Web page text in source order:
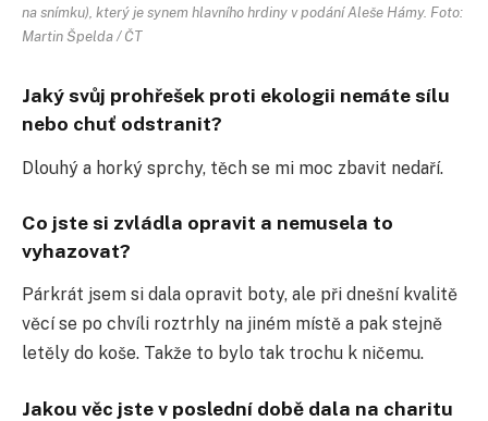
na snímku), který je synem hlavního hrdiny v podání Aleše Hámy. Foto:
Martin Špelda / ČT
Jaký svůj prohřešek proti ekologii nemáte sílu
nebo chuť odstranit?
Dlouhý a horký sprchy, těch se mi moc zbavit nedaří.
Co jste si zvládla opravit a nemusela to
vyhazovat?
Párkrát jsem si dala opravit boty, ale při dnešní kvalitě
věcí se po chvíli roztrhly na jiném místě a pak stejně
letěly do koše. Takže to bylo tak trochu k ničemu.
Jakou věc jste v poslední době dala na charitu